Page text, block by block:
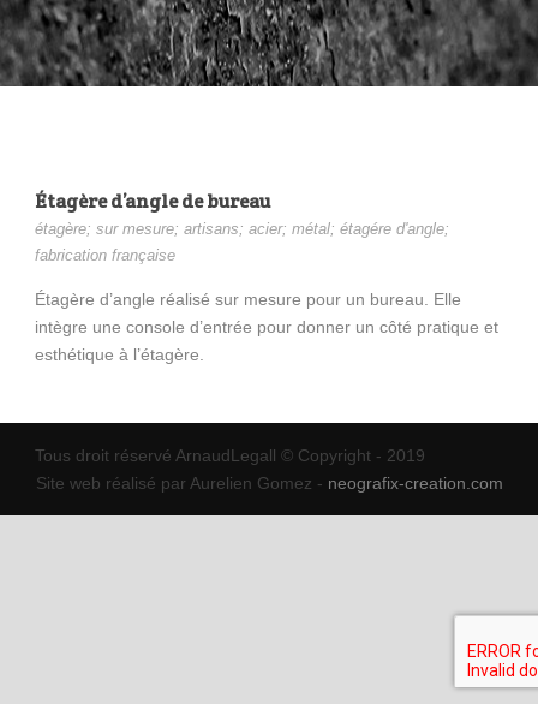
Étagère d’angle de bureau
étagère; sur mesure; artisans; acier; métal; étagére d'angle;
fabrication française
Étagère d’angle réalisé sur mesure pour un bureau. Elle
intègre une console d’entrée pour donner un côté pratique et
esthétique à l’étagère.
Tous droit réservé ArnaudLegall © Copyright - 2019
Site web réalisé par Aurelien Gomez - neografix-creation.com